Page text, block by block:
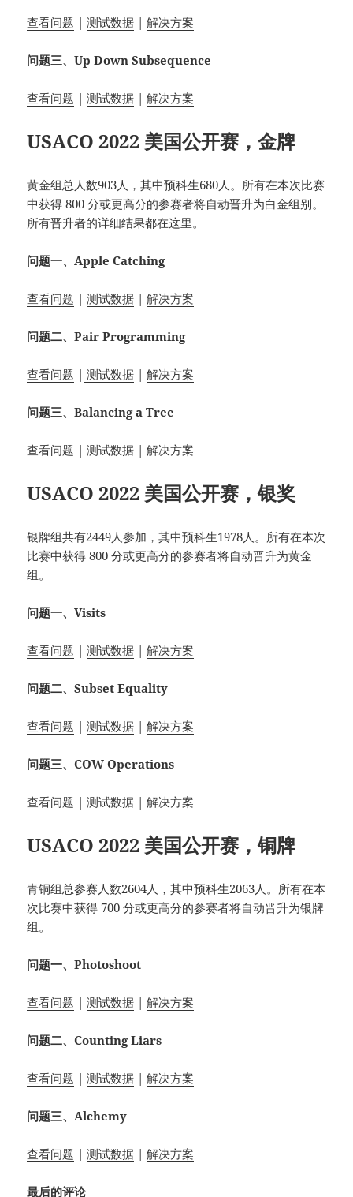
查看问题 |测试数据 |解决方案
问题三、Up Down Subsequence
查看问题 |测试数据 |解决方案
USACO 2022 美国公开赛，金牌
黄金组总人数903人，其中预科生680人。所有在本次比赛
中获得 800 分或更高分的参赛者将自动晋升为白金组别。
所有晋升者的详细结果都在这里。
问题一、Apple Catching
查看问题 |测试数据 |解决方案
问题二、Pair Programming
查看问题 | 测试数据 |解决方案
问题三、Balancing a Tree
查看问题 |测试数据 |解决方案
USACO 2022 美国公开赛，银奖
银牌组共有2449人参加，其中预科生1978人。所有在本次
比赛中获得 800 分或更高分的参赛者将自动晋升为黄金
组。
问题一、Visits
查看问题 |测试数据 |解决方案
问题二、Subset Equality
查看问题 |测试数据 |解决方案
问题三、COW Operations
查看问题 |测试数据 |解决方案
USACO 2022 美国公开赛，铜牌
青铜组总参赛人数2604人，其中预科生2063人。所有在本
次比赛中获得 700 分或更高分的参赛者将自动晋升为银牌
组。
问题一、Photoshoot
查看问题 |测试数据 |解决方案
问题二、Counting Liars
查看问题 |测试数据 |解决方案
问题三、Alchemy
查看问题 |测试数据 |解决方案
最后的评论